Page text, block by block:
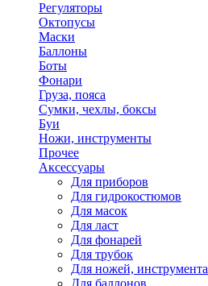
Регуляторы
Октопусы
Маски
Баллоны
Боты
Фонари
Груза, пояса
Сумки, чехлы, боксы
Буи
Ножи, инструменты
Прочее
Аксессуары
Для приборов
Для гидрокостюмов
Для масок
Для ласт
Для фонарей
Для трубок
Для ножей, инструмента
Для баллонов